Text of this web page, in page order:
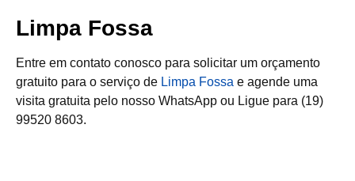
Limpa Fossa
Entre em contato conosco para solicitar um orçamento
gratuito para o serviço de Limpa Fossa e agende uma
visita gratuita pelo nosso WhatsApp ou Ligue para (19)
99520 8603.